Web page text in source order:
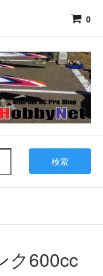
0
検索
ク600cc